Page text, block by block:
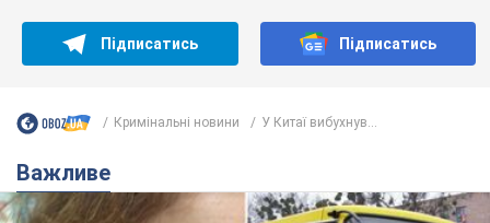
Підписатись Підписатись
Кримінальні новини У Китаї вибухнув...
Важливе